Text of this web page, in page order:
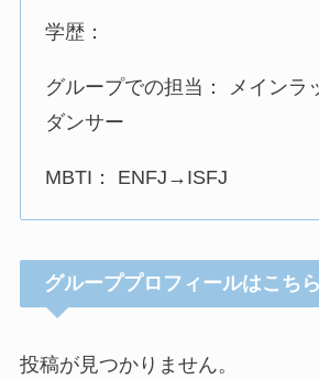
学歴：
グループでの担当： メインラ
ダンサー
MBTI： ENFJ→ISFJ
グループプロフィールはこちら
投稿が見つかりません。